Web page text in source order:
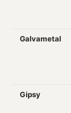
Galvametal
Gipsy